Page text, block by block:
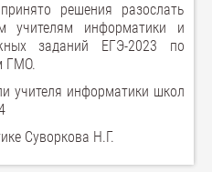
решения разослать
учителям информатики и
заданий ЕГЭ-2023 по
ГМО.
учителя информатики школ
Суворкова Н.Г.